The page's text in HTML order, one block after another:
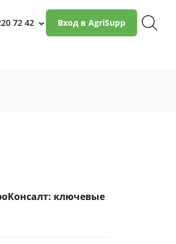
72 42 › Вход в AgriSupp
ключевые